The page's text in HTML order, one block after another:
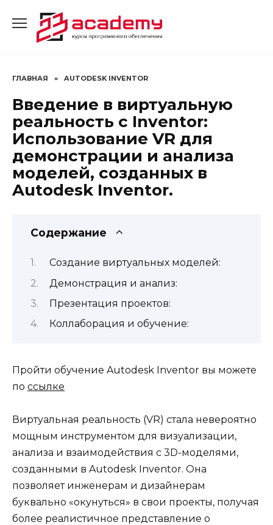
содержанию
ГЛАВНАЯ » AUTODESK INVENTOR
Введение в виртуальную
реальность с Inventor:
Использование VR для
демонстрации и анализа
моделей, созданных в
Autodesk Inventor.
Содержание
Создание виртуальных моделей:
Демонстрация и анализ:
Презентация проектов:
Коллаборация и обучение:
Пройти обучение Autodesk Inventor вы можете
по ссылке
Виртуальная реальность (VR) стала невероятно
мощным инструментом для визуализации,
анализа и взаимодействия с 3D-моделями,
созданными в Autodesk Inventor. Она
позволяет инженерам и дизайнерам
буквально «окунуться» в свои проекты, получая
более реалистичное представление о